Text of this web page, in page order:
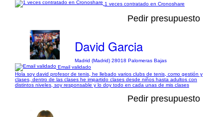
1 veces contratado en Cronoshare
Pedir presupuesto
David Garcia
Madrid (Madrid) 28018 Palomeras Bajas
Email validado
Hola soy david profesor de tenis, he llebado varios clubs de tenis, como gestión y
clases, dentro de las clases he impartido clases desde niños hasta adultos con
distintos niveles, soy responsable y lo doy todo en cada unas de mis clases
Pedir presupuesto